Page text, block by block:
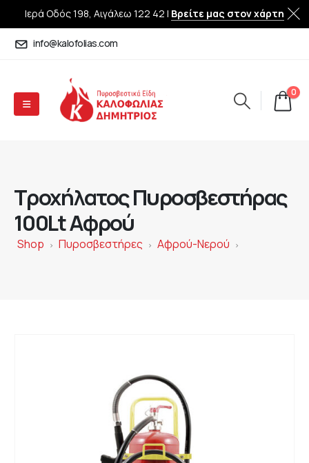
Ιερά Οδός 198, Αιγάλεω 122 42 | Βρείτε μας στον χάρτη
info@kalofolias.com
0
Τροχήλατος Πυροσβεστήρας
100Lt Αφρού
Shop > Πυροσβεστήρες > Αφρού-Νερού >